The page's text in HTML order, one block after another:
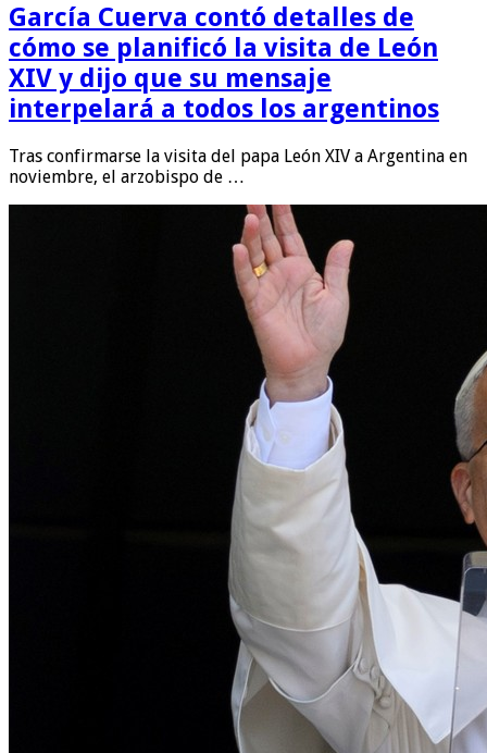
García Cuerva contó detalles de
cómo se planificó la visita de León
XIV y dijo que su mensaje
interpelará a todos los argentinos
Tras confirmarse la visita del papa León XIV a Argentina en
noviembre, el arzobispo de …